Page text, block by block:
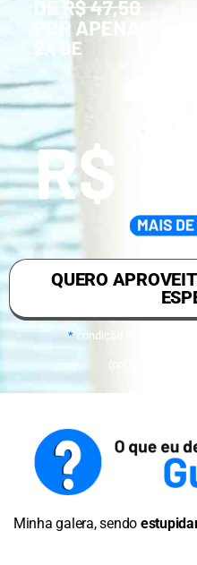
QUERO
*condição limitada ao
(poderá mudar a
Minha galera, sendo